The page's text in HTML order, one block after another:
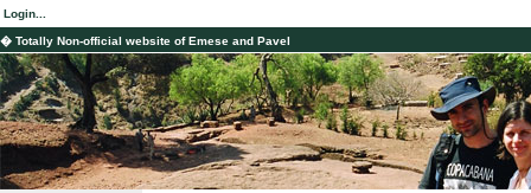
Login...
� Totally Non-official website of Emese and Pavel